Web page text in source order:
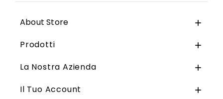
About Store 
Prodotti 
La Nostra Azienda 
Il Tuo Account 